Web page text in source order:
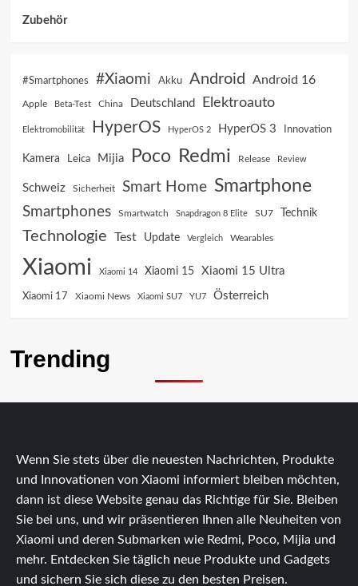
Zubehör
#Smartphones #Xiaomi Akku Android Android 16
Apple Beta-Test China Deutschland Elektroauto
Elektromobilität HyperOS HyperOS 2 HyperOS 3 Innovation
Kamera Leica Mijia Poco Redmi Release Review
Schweiz Sicherheit Smart Home Smartphone
Smartphones Smartwatch Snapdragon 8 Elite SU7 Technik
Technologie Test Update Vergleich Wearables
Xiaomi Xiaomi 14 Xiaomi 15 Xiaomi 15 Ultra
Xiaomi 17 Xiaomi News Xiaomi SU7 YU7 Österreich
Trending
Wenn Sie stets über die neuesten Nachrichten, Produkte
und Innovationen von Xiaomi informiert bleiben möchten,
dann ist diese Website genau das Richtige für Sie. Bleiben
Sie bei uns, und wir präsentieren Ihnen alle Neuheiten von
Xiaomi und deren Submarken wie Redmi, Poco, Mijia und
mehr. Entdecken Sie täglich neue Produkte und Gadgets
und sichern Sie sich diese zu den besten Preisen.